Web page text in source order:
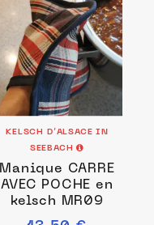
KELSCH D’ALSACE IN
SEEBACH
Manique CARRE
AVEC POCHE en
kelsch MR09